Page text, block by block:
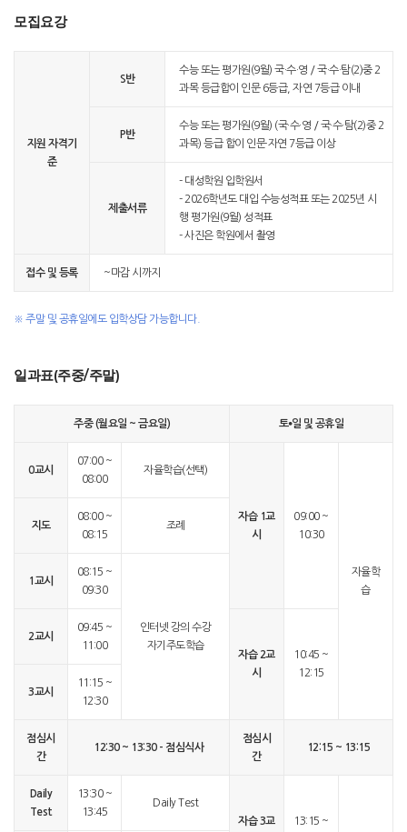
모집요강
지원 자격기
준
S반
수능 또는 평가원(9월) 국·수·영 / 국·수·탐(2)중 2
과목 등급합이 인문 6등급, 자연 7등급 이내
P반
수능 또는 평가원(9월) (국·수·영 / 국·수·탐(2)중 2
과목) 등급 합이 인문·자연 7등급 이상
제출서류
- 대성학원 입학원서
- 2026학년도 대입 수능성적표 또는 2025년 시
행 평가원(9월) 성적표
- 사진은 학원에서 촬영
접수 및 등록 ~마감 시까지
※ 주말 및 공휴일에도 입학상담 가능합니다.
일과표(주중/주말)
주중 (월요일 ~ 금요일) 토⦁일 및 공휴일
0교시
07:00 ~
08:00
자율학습(선택)
자습 1교
시
09:00 ~
10:30
자율학
습
지도
08:00 ~
08:15
조례
1교시
08:15 ~
09:30
인터넷 강의 수강
자기주도학습
2교시
09:45 ~
11:00
자습 2교
시
10:45 ~
12:15
3교시
11:15 ~
12:30
점심시
간
12:30 ~ 13:30 - 점심식사
점심시
간
12:15 ~ 13:15
Daily
Test
13:30 ~
13:45
Daily Test
자습 3교
13:15 ~